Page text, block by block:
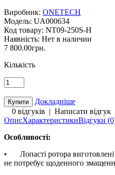
Виробник: ONETECH
Модель: UA000634
Код товару: NT09-250S-H
Наявність: Нет в наличии
7 800.00грн.
Кількість
Докладніше
0 відгуків | Написати відгук
ОписХарактеристикиВідгуки
Особливості:
•
Лопасті ротора
не потребує щоденного